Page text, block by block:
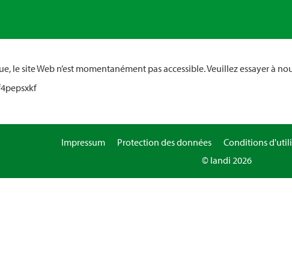
le site Web n’est momentanément pas accessible. Veuillez essayer à
Impressum Protection des données Conditions
© landi 2026